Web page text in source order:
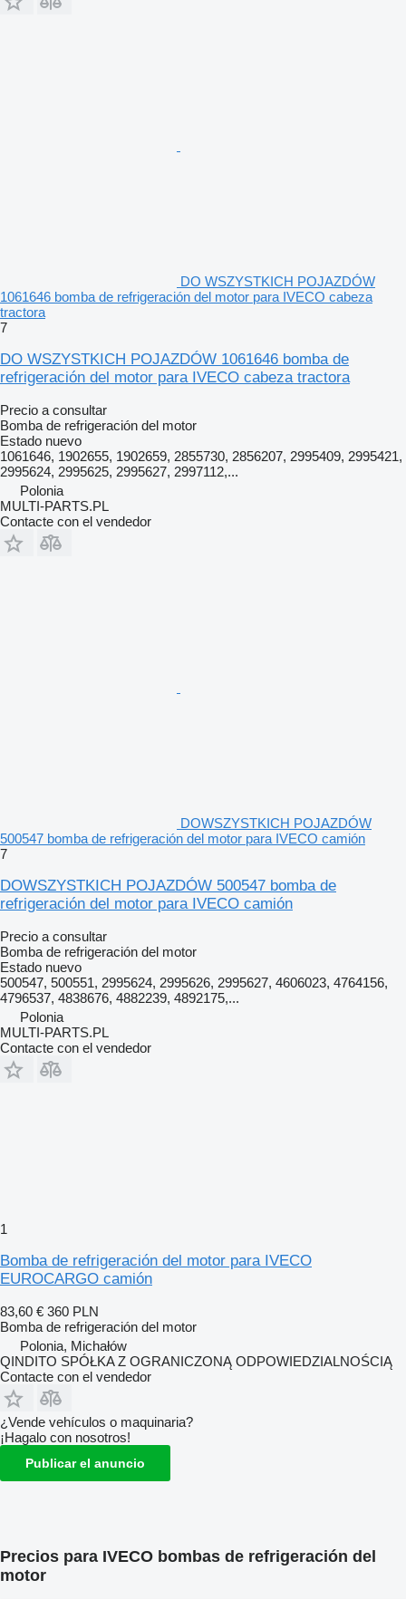
DO WSZYSTKICH POJAZDÓW
1061646 bomba de refrigeración del motor para IVECO cabeza
tractora
7
DO WSZYSTKICH POJAZDÓW 1061646 bomba de
refrigeración del motor para IVECO cabeza tractora
Precio a consultar
Bomba de refrigeración del motor
Estado nuevo
1061646, 1902655, 1902659, 2855730, 2856207, 2995409, 2995421,
2995624, 2995625, 2995627, 2997112,...
Polonia
MULTI-PARTS.PL
Contacte con el vendedor
DOWSZYSTKICH POJAZDÓW
500547 bomba de refrigeración del motor para IVECO camión
7
DOWSZYSTKICH POJAZDÓW 500547 bomba de
refrigeración del motor para IVECO camión
Precio a consultar
Bomba de refrigeración del motor
Estado nuevo
500547, 500551, 2995624, 2995626, 2995627, 4606023, 4764156,
4796537, 4838676, 4882239, 4892175,...
Polonia
MULTI-PARTS.PL
Contacte con el vendedor
1
Bomba de refrigeración del motor para IVECO
EUROCARGO camión
83,60 € 360 PLN
Bomba de refrigeración del motor
Polonia, Michałów
QINDITO SPÓŁKA Z OGRANICZONĄ ODPOWIEDZIALNOŚCIĄ
Contacte con el vendedor
¿Vende vehículos o maquinaria?
¡Hagalo con nosotros!
Publicar el anuncio
Precios para IVECO bombas de refrigeración del
motor